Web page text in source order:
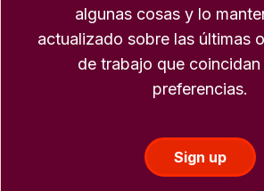
algunas cosas y lo
actualizado sobre las últimas
de trabajo que
preferencias.
Sign up